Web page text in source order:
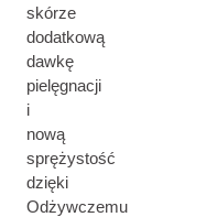
skórze
dodatkową
dawkę
pielęgnacji
i
nową
sprężystość
dzięki
Odżywczemu